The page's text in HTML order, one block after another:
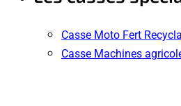
Casse Moto Fert
Casse Machines